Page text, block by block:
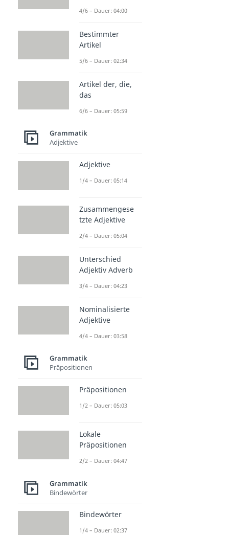
4/6 – Dauer: 04:00
Bestimmter
Artikel
5/6 – Dauer: 02:34
Artikel der, die,
das
6/6 – Dauer: 05:59
Grammatik
Adjektive
Adjektive
1/4 – Dauer: 05:14
Zusammengese
tzte Adjektive
2/4 – Dauer: 05:04
Unterschied
Adjektiv Adverb
3/4 – Dauer: 04:23
Nominalisierte
Adjektive
4/4 – Dauer: 03:58
Grammatik
Präpositionen
Präpositionen
1/2 – Dauer: 05:03
Lokale
Präpositionen
2/2 – Dauer: 04:47
Grammatik
Bindewörter
Bindewörter
1/4 – Dauer: 02:37